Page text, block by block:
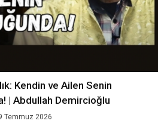
Kendin ve Ailen Senin
| Abdullah Demircioğlu
Temmuz 2026